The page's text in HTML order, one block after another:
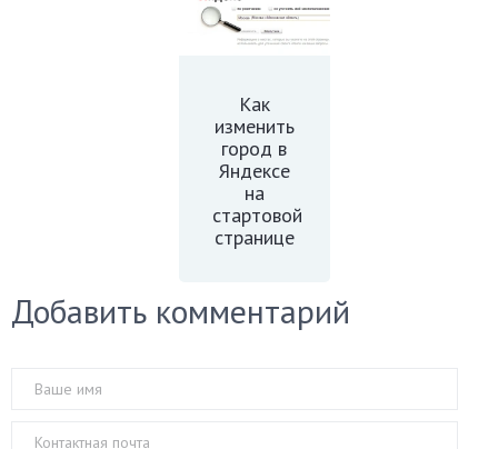
Как
изменить
город в
Яндексе
на
стартовой
странице
Добавить комментарий